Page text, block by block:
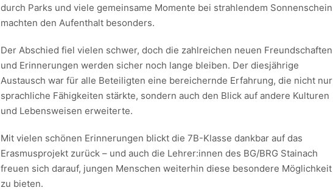
durch Parks und viele gemeinsame Momente bei strahlendem Sonnenschein
machten den Aufenthalt besonders.
Der Abschied fiel vielen schwer, doch die zahlreichen neuen Freundschaften
und Erinnerungen werden sicher noch lange bleiben. Der diesjährige
Austausch war für alle Beteiligten eine bereichernde Erfahrung, die nicht nur
sprachliche Fähigkeiten stärkte, sondern auch den Blick auf andere Kulturen
und Lebensweisen erweiterte.
Mit vielen schönen Erinnerungen blickt die 7B-Klasse dankbar auf das
Erasmusprojekt zurück – und auch die Lehrer:innen des BG/BRG Stainach
freuen sich darauf, jungen Menschen weiterhin diese besondere Möglichkeit
zu bieten.